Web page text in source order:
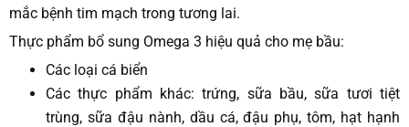
mắc bệnh tim mạch trong tương lai.
Thực phẩm bổ sung Omega 3 hiệu quả cho mẹ bầu:
Các loại cá biển
Các thực phẩm khác: trứng, sữa bầu, sữa tươi tiệt
trùng, sữa đậu nành, dầu cá, đậu phụ, tôm, hạt hạnh